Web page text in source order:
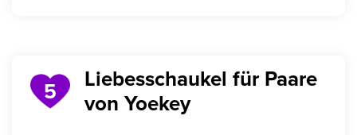
5
Liebesschaukel für Paare
von Yoekey